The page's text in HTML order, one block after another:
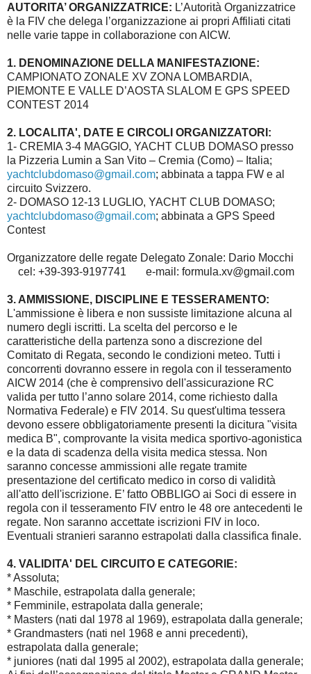
AUTORITA’ ORGANIZZATRICE: L’Autorità Organizzatrice
è la FIV che delega l’organizzazione ai propri Affiliati citati
nelle varie tappe in collaborazione con AICW.
1. DENOMINAZIONE DELLA MANIFESTAZIONE:
CAMPIONATO ZONALE XV ZONA LOMBARDIA,
PIEMONTE E VALLE D’AOSTA SLALOM E GPS SPEED
CONTEST 2014
2. LOCALITA', DATE E CIRCOLI ORGANIZZATORI:
1- CREMIA 3-4 MAGGIO, YACHT CLUB DOMASO presso
la Pizzeria Lumin a San Vito – Cremia (Como) – Italia;
yachtclubdomaso@gmail.com; abbinata a tappa FW e al
circuito Svizzero.
2- DOMASO 12-13 LUGLIO, YACHT CLUB DOMASO;
yachtclubdomaso@gmail.com; abbinata a GPS Speed
Contest
Organizzatore delle regate Delegato Zonale: Dario Mocchi
cel: +39-393-9197741 e-mail: formula.xv@gmail.com
3. AMMISSIONE, DISCIPLINE E TESSERAMENTO:
L'ammissione è libera e non sussiste limitazione alcuna al
numero degli iscritti. La scelta del percorso e le
caratteristiche della partenza sono a discrezione del
Comitato di Regata, secondo le condizioni meteo. Tutti i
concorrenti dovranno essere in regola con il tesseramento
AICW 2014 (che è comprensivo dell'assicurazione RC
valida per tutto l’anno solare 2014, come richiesto dalla
Normativa Federale) e FIV 2014. Su quest'ultima tessera
devono essere obbligatoriamente presenti la dicitura "visita
medica B", comprovante la visita medica sportivo-agonistica
e la data di scadenza della visita medica stessa. Non
saranno concesse ammissioni alle regate tramite
presentazione del certificato medico in corso di validità
all'atto dell'iscrizione. E’ fatto OBBLIGO ai Soci di essere in
regola con il tesseramento FIV entro le 48 ore antecedenti le
regate. Non saranno accettate iscrizioni FIV in loco.
Eventuali stranieri saranno estrapolati dalla classifica finale.
4. VALIDITA' DEL CIRCUITO E CATEGORIE:
* Assoluta;
* Maschile, estrapolata dalla generale;
* Femminile, estrapolata dalla generale;
* Masters (nati dal 1978 al 1969), estrapolata dalla generale;
* Grandmasters (nati nel 1968 e anni precedenti),
estrapolata dalla generale;
* juniores (nati dal 1995 al 2002), estrapolata dalla generale;